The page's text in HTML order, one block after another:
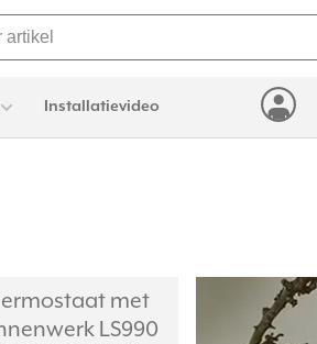
Installatievideo
met
LS990